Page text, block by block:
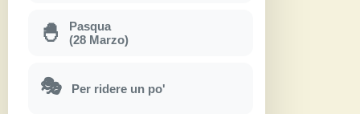
🐣
Pasqua
(28 Marzo)
🎭 Per ridere un po'